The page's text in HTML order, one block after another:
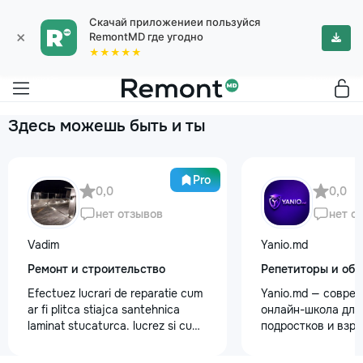
×
Скачай приложениеи пользуйся
RemontMD где угодно
★★★★★
Здесь можешь быть и ты
Pro
0,0
нет отзывов
Vadim
Ремонт и строительство
Efectuez lucrari de reparatie cum
ar fi plitca stiajca santehnica
laminat stucaturca. lucrez si cu
0,0
нет
Yanio.md
Репетиторы и
Yanio.md —
онлайн-школа для
подростков и